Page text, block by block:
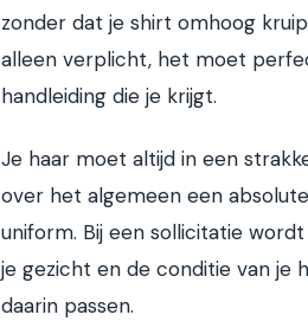
zonder dat je shirt omhoog
alleen verplicht, het moet
handleiding die je krijgt.
Je haar moet altijd in een
over het algemeen een
uniform. Bij een sollicitatie
je gezicht en de conditie van je
daarin passen.